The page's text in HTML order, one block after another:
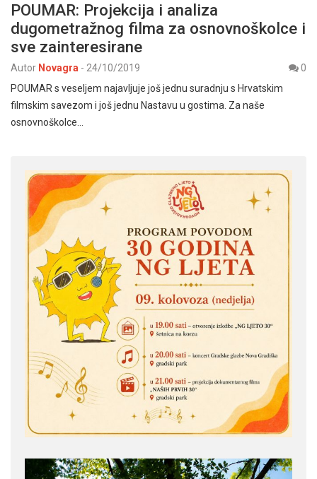
POUMAR: Projekcija i analiza
dugometražnog filma za osnovnoškolce i
sve zainteresirane
Autor Novagra - 24/10/2019
0
POUMAR s veseljem najavljuje još jednu suradnju s Hrvatskim
filmskim savezom i još jednu Nastavu u gostima. Za naše
osnovnoškolce…